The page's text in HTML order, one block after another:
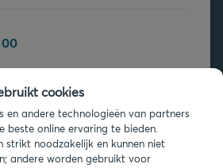
00
cookies
en andere technologieën van partners
beste online ervaring te bieden.
strikt noodzakelijk en kunnen niet
andere worden gebruikt voor